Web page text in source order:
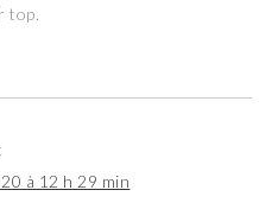
top.
à 12 h 29 min